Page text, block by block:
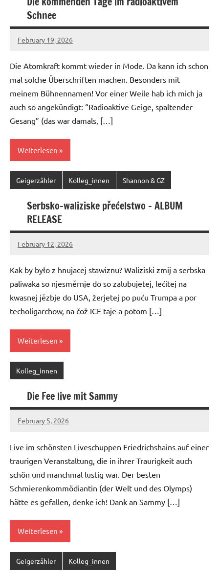
Schnee
February 19, 2026
geigerzaehler
No
Die Atomkraft kommt wieder in Mode. Da kann ich schon
mal solche Überschriften machen. Besonders mit
meinem Bühnennamen! Vor einer Weile hab ich mich ja
auch so angekündigt: “Radioaktive Geige, spaltender
Gesang” (das war damals, […]
Weiterlesen
Geigerzähler Kolleg_innen Shannon & GZ
Serbsko-waliziske přećelstwo – ALBUM
RELEASE
February 12, 2026
geigerzaehler
No
Kak by było z hnujacej stawiznu? Waliziski zmij a serbska
paliwaka so njesměrnje do so zalubujetej, lećitej na
kwasnej jězbje do USA, žerjetej po puću Trumpa a por
techoligarchow, na čož ICE taje a potom […]
Weiterlesen
Kolleg_innen
Die Fee live mit Sammy
February 5, 2026
geigerzaehler
No
Live im schönsten Liveschuppen Friedrichshains auf einer
traurigen Veranstaltung, die in ihrer Traurigkeit auch
schön und manchmal lustig war. Der besten
Schmierenkommödiantin (der Welt und des Olymps)
hätte es gefallen, denke ich! Dank an Sammy […]
Weiterlesen
Geigerzähler Kolleg_innen